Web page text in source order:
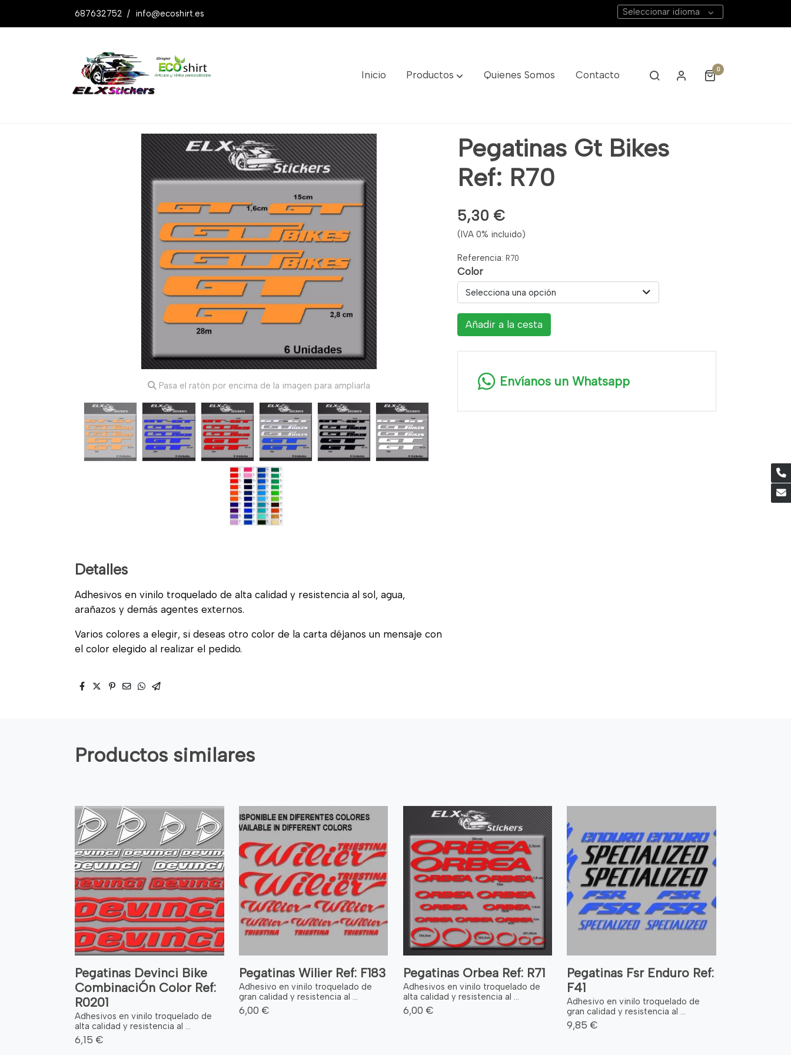
687632752 / info@ecoshirt.es Seleccionar idioma
Inicio Productos Quienes Somos Contacto 0
Productos Pegatinas Gt Bikes Ref: R70
Pasa el ratón por encima de la imagen para ampliarla
Detalles
Adhesivos en vinilo troquelado de alta calidad y resistencia al sol, agua,
arañazos y demás agentes externos.
Varios colores a elegir, si deseas otro color de la carta déjanos un mensaje con
el color elegido al realizar el pedido.
Pegatinas Gt Bikes
Ref: R70
5,30 €
(IVA 0% incluido)
Referencia: R70
Color
Selecciona una opción
Añadir a la cesta
Envíanos un Whatsapp
Productos similares
Pegatinas Devinci Bike
CombinaciÓn Color Ref:
R0201
Adhesivos en vinilo troquelado de
alta calidad y resistencia al ...
6,15 €
Pegatinas Wilier Ref: F183
Adhesivo en vinilo troquelado de
gran calidad y resistencia al ...
6,00 €
Pegatinas Orbea Ref: R71
Adhesivos en vinilo troquelado de
alta calidad y resistencia al ...
6,00 €
Pegatinas Fsr Enduro Ref:
F41
Adhesivo en vinilo troquelado de
gran calidad y resistencia al ...
9,85 €